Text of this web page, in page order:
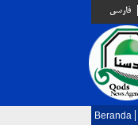
فارسي
Beranda